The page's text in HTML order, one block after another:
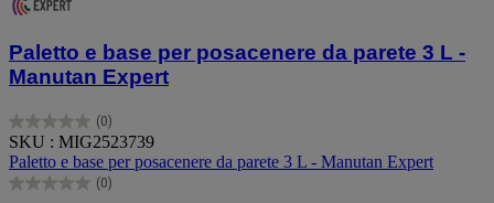
Paletto e base per posacenere da parete 3 L -
Manutan Expert
(0)
0.0
su
5
stelle.
SKU : MIG2523739
Paletto e base per posacenere da parete 3 L - Manutan Expert
(0)
0.0